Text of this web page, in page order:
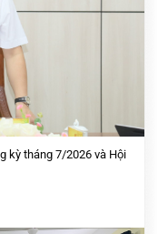
kỳ tháng 7/2026 và Hội